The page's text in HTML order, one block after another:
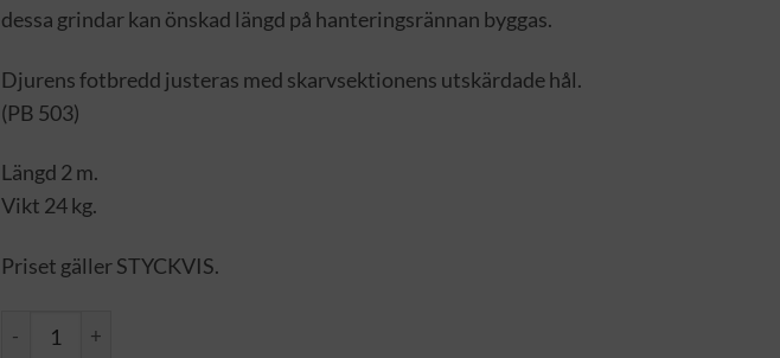
dessa grindar kan önskad längd på hanteringsrännan byggas.
Djurens fotbredd justeras med skarvsektionens utskärdade hål.
(PB 503)
Längd 2 m.
Vikt 24 kg.
Priset gäller STYCKVIS.
Täckt grind för hanteringsränna mängd